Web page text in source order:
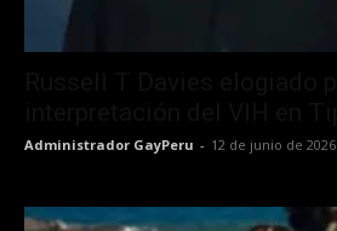
Administrador GayPeru - 12 de junio de 2026